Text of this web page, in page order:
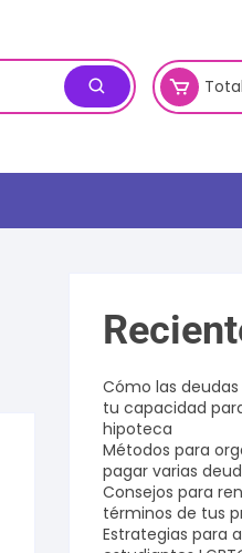
Cómo las
tu capacidad
hipoteca
Métodos para
pagar varias
Consejos para
términos de tus
Estrategias para